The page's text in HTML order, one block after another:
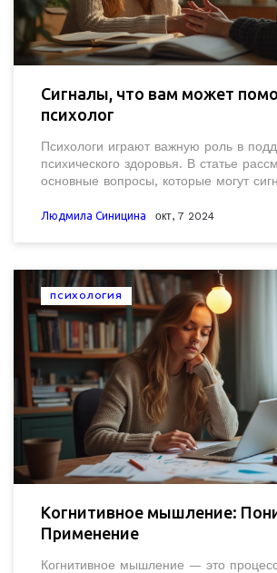
Сигналы, что вам может
психолог
Психологи играют важную роль в
психического здоровья. В статье
основные вопросы, которые могут
Также приведены советы, как
поддержки. Особое внимание
своевременного обращения за
устранению стереотипов о
Людмила Синицина окт, 7 2024
ПСИХОЛОГИЯ
Когнитивное мышление:
Применение
Когнитивное мышление — это